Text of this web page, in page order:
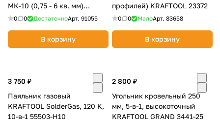
МК-10 (0,75 - 6 кв. мм)
KRAFTOOL 22664
0 0 ДостаточноАрт. 91055
В корзину
профилей) KRAFTOOL 23372
0 0 МалоАрт. 83658
В корзину
3 750 ₽
Паяльник газовый
KRAFTOOL SolderGas, 120 К,
10-в-1 55503-Н10
2 800 ₽
Угольник кровельный 250
мм, 5-в-1, высокоточный
KRAFTOOL GRAND 3441-25